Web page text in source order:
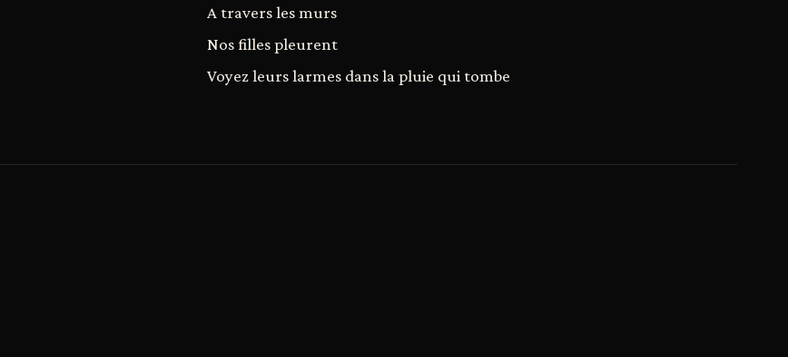
A travers les murs
Nos filles pleurent
Voyez leurs larmes dans la pluie qui tombe